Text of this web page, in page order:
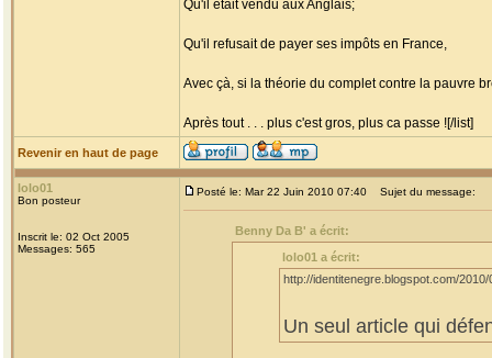
Qu'il était vendu aux Anglais;
Qu'il refusait de payer ses impôts en France,
Avec çà, si la théorie du complet contre la pauvre
Après tout . . . plus c'est gros, plus ca passe ![/list]
Revenir en haut de page
lolo01
Bon posteur
Inscrit le: 02 Oct 2005
Messages: 565
Posté le: Mar 22 Juin 2010 07:40 Sujet du message:
Benny Da B' a écrit:
lolo01 a écrit:
http://identitenegre.blogspot.com/
Un seul article qui